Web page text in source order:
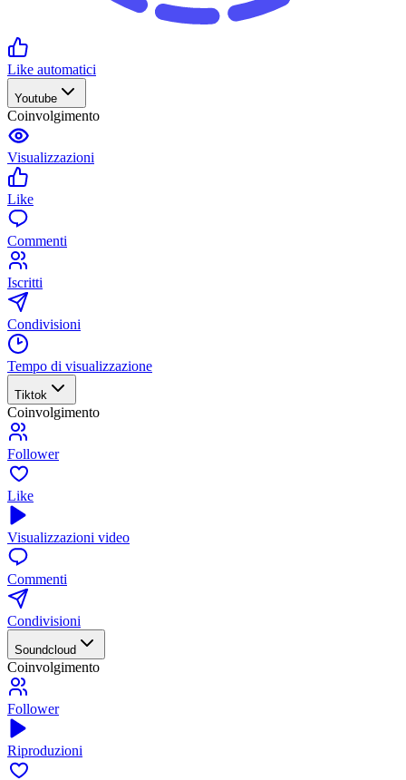
Like automatici
Youtube
Coinvolgimento
Visualizzazioni
Like
Commenti
Iscritti
Condivisioni
Tempo di visualizzazione
Tiktok
Coinvolgimento
Follower
Like
Visualizzazioni video
Commenti
Condivisioni
Soundcloud
Coinvolgimento
Follower
Riproduzioni